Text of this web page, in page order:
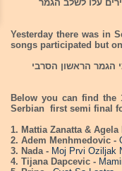
השתתפו 16 שירים אבל רק 8 שירים עלו לשלב הגמר
Yesterday there was in
songs participated but
הגמר הראשון הסרבי
Below you can find the
Serbian first semi final
1. Mattia Zanatta & Agela
2. Adem Menhmedovic -
3. Nada - Moj Prvi Oziljak
4. Tijana Dapcevic -